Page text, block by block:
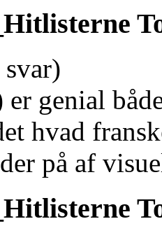
genial
hvad
på af